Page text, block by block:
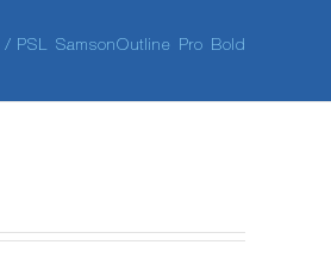
PSL SamsonOutline Pro Bold